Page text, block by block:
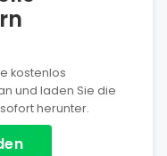
geringe
den Eindruck, dass
Hintergrund abhebt,
kostenlos
und laden Sie die
herunter.